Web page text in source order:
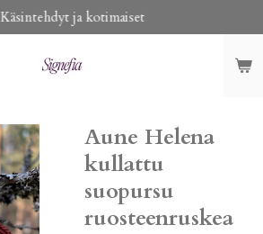
Käsintehdyt ja kotimaiset
Aune Helena
kullattu
suopursu
ruosteenruskea